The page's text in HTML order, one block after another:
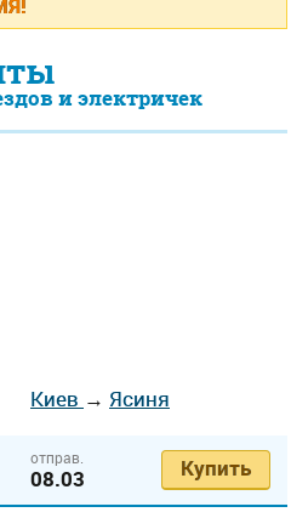
и электричек
Киев → Ясиня
отправ.
08.03 Купить